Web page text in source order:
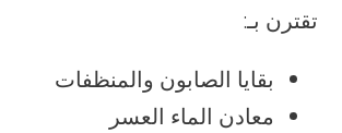
تقترن بـ:
بقايا الصابون والمنظفات
معادن الماء العسر